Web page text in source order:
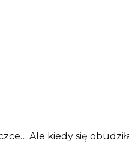
Ale kiedy się